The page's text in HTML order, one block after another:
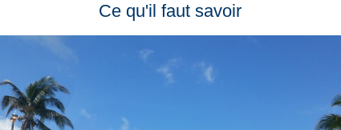
Ce qu'il faut savoir